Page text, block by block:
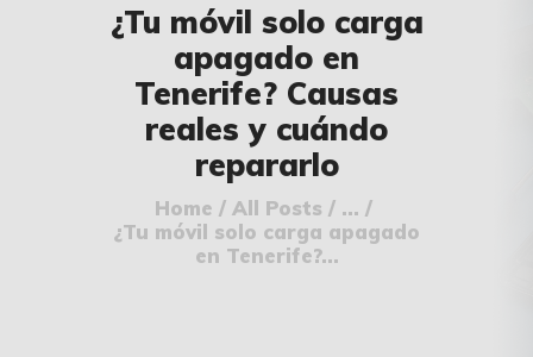
¿Tu móvil solo carga
apagado en
Tenerife? Causas
reales y cuándo
repararlo
Home All Posts
...
¿Tu móvil solo carga apagado
en Tenerife?...
🔧 REPARACIONES
🛠️ SERVICIOS
ADICIONALES
👉 SOLICITAR
PRESUPUESTO
📞 CONTACTOS
✅ UBICACIONES